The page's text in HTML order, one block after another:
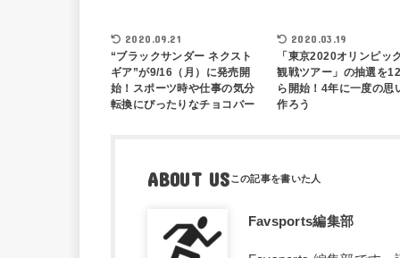
2020.09.21
“ブラックサンダー ネクスト
ギア”が9/16（月）に発売開
始！スポーツ時や仕事の気分
転換にぴったりなチョコバー
2020.03.19
「東京2020オリンピッ
観戦ツアー」の抽選を
ら開始！4年に一度の思
作ろう
ABOUT US
Favsports編集部